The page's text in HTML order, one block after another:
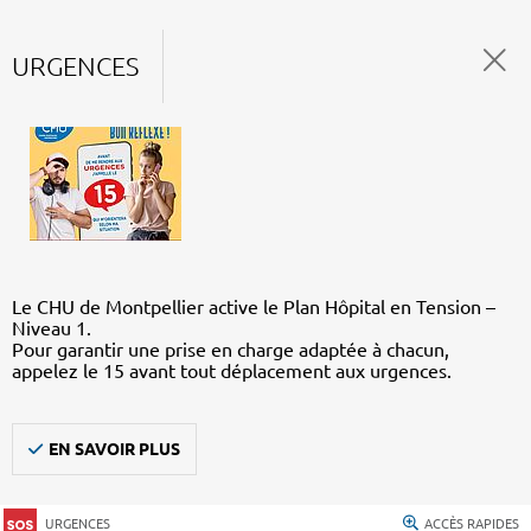
URGENCES
Le CHU de Montpellier active le Plan Hôpital en Tension –
Niveau 1.
Pour garantir une prise en charge adaptée à chacun,
appelez le 15 avant tout déplacement aux urgences.
EN SAVOIR PLUS
URGENCES ACCÈS RAPIDES